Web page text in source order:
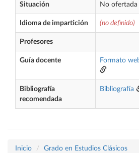
Situación No ofertada
Idioma de impartición (no definido)
Profesores
Guía docente Formato
Bibliografía
recomendada
Bibliografía
Inicio
Grado en Estudios Clásicos